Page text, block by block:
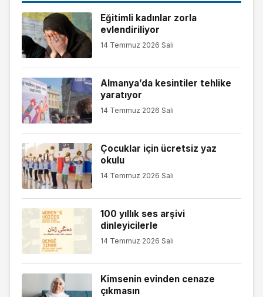
Eğitimli kadınlar zorla
evlendiriliyor
14 Temmuz 2026 Salı
Almanya’da kesintiler tehlike
yaratıyor
14 Temmuz 2026 Salı
Çocuklar için ücretsiz yaz
okulu
14 Temmuz 2026 Salı
100 yıllık ses arşivi
dinleyicilerle
14 Temmuz 2026 Salı
Kimsenin evinden cenaze
çıkmasın